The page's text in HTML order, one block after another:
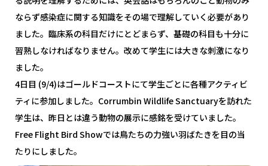
ならず感染症に関する知識をその場で理解していく必要があり
ました。臨床系の科目だけにとどまらず、基礎の科目も十分に
習熟しなければなりません。改めて学生には大きな刺激になり
ました。
4日目 (9/4)はゴールドコーストにて学生ごとに各種アクティビ
ティに参加しました。Corrumbin Wildlife Sanctuaryを訪れた
学生は、昨日とは違う動物の展示に感銘を受けていました。
Free Flight Bird Showでは鳥たちの力強い羽ばたきを目の当
たりにしました。